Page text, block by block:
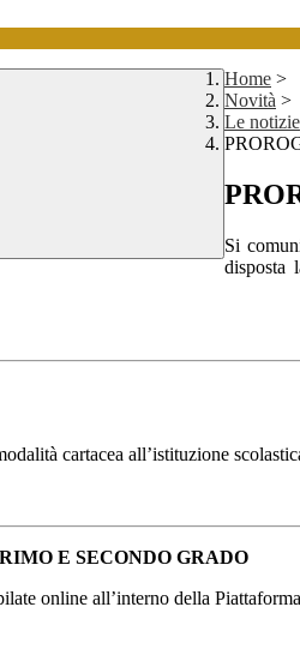
Home >
Novità >
Le notizie
Si
disposta
cartacea all’istituzione
E SECONDO GRADO
online all’interno della